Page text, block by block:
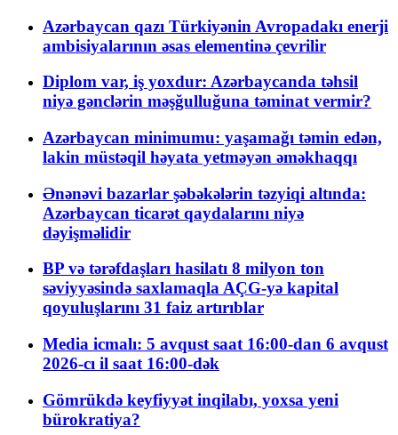
Azərbaycan qazı Türkiyənin Avropadakı enerji
ambisiyalarının əsas elementinə çevrilir
Diplom var, iş yoxdur: Azərbaycanda təhsil
niyə gənclərin məşğulluğuna təminat vermir?
Azərbaycan minimumu: yaşamağı təmin edən,
lakin müstəqil həyata yetməyən əməkhaqqı
Ənənəvi bazarlar şəbəkələrin təzyiqi altında:
Azərbaycan ticarət qaydalarını niyə
dəyişməlidir
BP və tərəfdaşları hasilatı 8 milyon ton
səviyyəsində saxlamaqla AÇG-yə kapital
qoyuluşlarını 31 faiz artırıblar
Media icmalı: 5 avqust saat 16:00-dan 6 avqust
2026-cı il saat 16:00-dək
Gömrükdə keyfiyyət inqilabı, yoxsa yeni
bürokratiya?